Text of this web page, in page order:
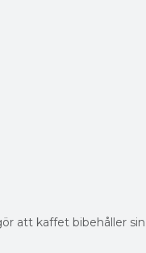
att kaffet bibehåller